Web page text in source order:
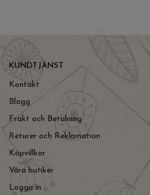
KUNDTJÄNST
Kontakt
Blogg
Frakt och Betalning
Returer och Reklamation
Köpvillkor
Våra butiker
Logga in